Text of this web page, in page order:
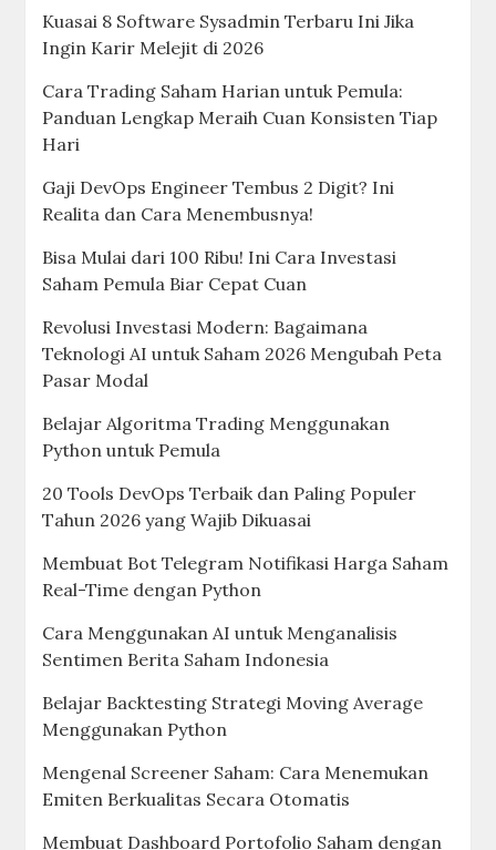
Kuasai 8 Software Sysadmin Terbaru Ini Jika
Ingin Karir Melejit di 2026
Cara Trading Saham Harian untuk Pemula:
Panduan Lengkap Meraih Cuan Konsisten Tiap
Hari
Gaji DevOps Engineer Tembus 2 Digit? Ini
Realita dan Cara Menembusnya!
Bisa Mulai dari 100 Ribu! Ini Cara Investasi
Saham Pemula Biar Cepat Cuan
Revolusi Investasi Modern: Bagaimana
Teknologi AI untuk Saham 2026 Mengubah Peta
Pasar Modal
Belajar Algoritma Trading Menggunakan
Python untuk Pemula
20 Tools DevOps Terbaik dan Paling Populer
Tahun 2026 yang Wajib Dikuasai
Membuat Bot Telegram Notifikasi Harga Saham
Real-Time dengan Python
Cara Menggunakan AI untuk Menganalisis
Sentimen Berita Saham Indonesia
Belajar Backtesting Strategi Moving Average
Menggunakan Python
Mengenal Screener Saham: Cara Menemukan
Emiten Berkualitas Secara Otomatis
Membuat Dashboard Portofolio Saham dengan